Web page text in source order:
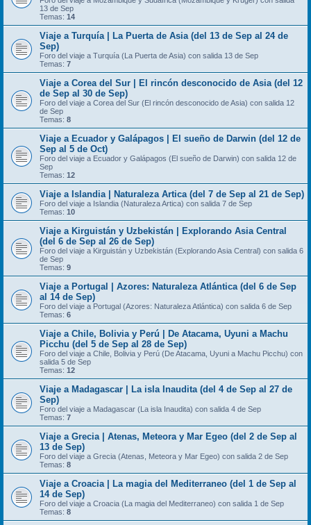
13 de Sep
Temas: 14
Viaje a Turquía | La Puerta de Asia (del 13 de Sep al 24 de
Sep)
Foro del viaje a Turquía (La Puerta de Asia) con salida 13 de Sep
Temas: 7
Viaje a Corea del Sur | El rincón desconocido de Asia (del 12
de Sep al 30 de Sep)
Foro del viaje a Corea del Sur (El rincón desconocido de Asia) con salida 12
de Sep
Temas: 8
Viaje a Ecuador y Galápagos | El sueño de Darwin (del 12 de
Sep al 5 de Oct)
Foro del viaje a Ecuador y Galápagos (El sueño de Darwin) con salida 12 de
Sep
Temas: 12
Viaje a Islandia | Naturaleza Artica (del 7 de Sep al 21 de Sep)
Foro del viaje a Islandia (Naturaleza Artica) con salida 7 de Sep
Temas: 10
Viaje a Kirguistán y Uzbekistán | Explorando Asia Central
(del 6 de Sep al 26 de Sep)
Foro del viaje a Kirguistán y Uzbekistán (Explorando Asia Central) con salida 6
de Sep
Temas: 9
Viaje a Portugal | Azores: Naturaleza Atlántica (del 6 de Sep
al 14 de Sep)
Foro del viaje a Portugal (Azores: Naturaleza Atlántica) con salida 6 de Sep
Temas: 6
Viaje a Chile, Bolivia y Perú | De Atacama, Uyuni a Machu
Picchu (del 5 de Sep al 28 de Sep)
Foro del viaje a Chile, Bolivia y Perú (De Atacama, Uyuni a Machu Picchu) con
salida 5 de Sep
Temas: 12
Viaje a Madagascar | La isla Inaudita (del 4 de Sep al 27 de
Sep)
Foro del viaje a Madagascar (La isla Inaudita) con salida 4 de Sep
Temas: 7
Viaje a Grecia | Atenas, Meteora y Mar Egeo (del 2 de Sep al
13 de Sep)
Foro del viaje a Grecia (Atenas, Meteora y Mar Egeo) con salida 2 de Sep
Temas: 8
Viaje a Croacia | La magia del Mediterraneo (del 1 de Sep al
14 de Sep)
Foro del viaje a Croacia (La magia del Mediterraneo) con salida 1 de Sep
Temas: 8